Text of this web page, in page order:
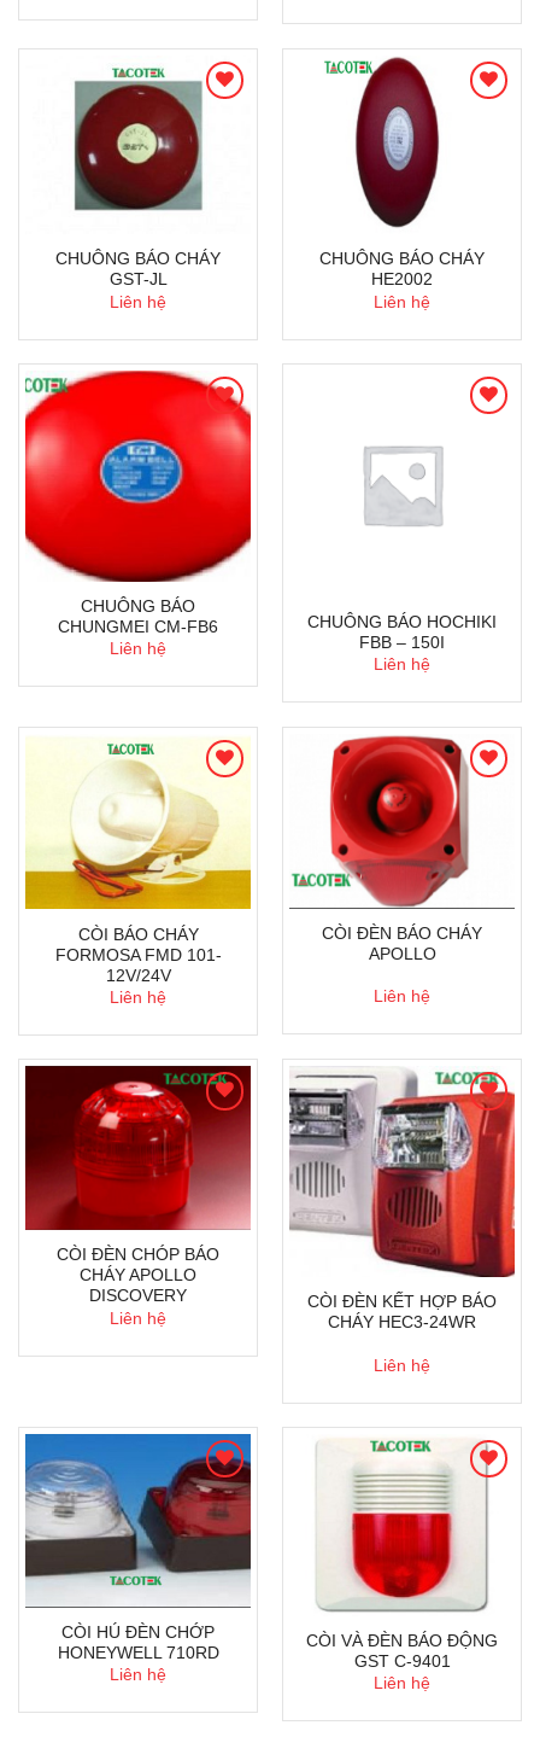
CHUÔNG BÁO CHÁY
GST-JL
Liên hệ
CHUÔNG BÁO CHÁY
HE2002
Liên hệ
CHUÔNG BÁO
CHUNGMEI CM-FB6
Liên hệ
CHUÔNG BÁO HOCHIKI
FBB – 150I
Liên hệ
CÒI BÁO CHÁY
FORMOSA FMD 101-
12V/24V
Liên hệ
CÒI ĐÈN BÁO CHÁY
APOLLO
Liên hệ
CÒI ĐÈN CHÓP BÁO
CHÁY APOLLO
DISCOVERY
Liên hệ
CÒI ĐÈN KẾT HỢP BÁO
CHÁY HEC3-24WR
Liên hệ
CÒI HÚ ĐÈN CHỚP
HONEYWELL 710RD
Liên hệ
CÒI VÀ ĐÈN BÁO ĐỘNG
GST C-9401
Liên hệ